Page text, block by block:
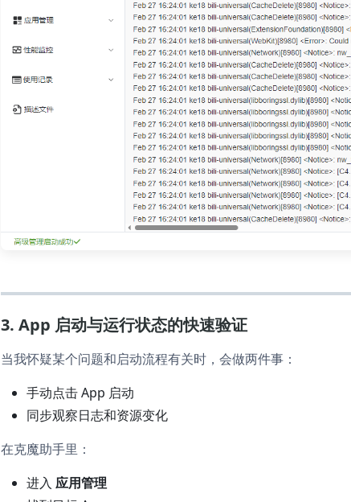
3. App 启动与运行状态的快速验证
当我怀疑某个问题和启动流程有关时，会做两件事：
手动点击 App 启动
同步观察日志和资源变化
在克魔助手里：
进入 应用管理